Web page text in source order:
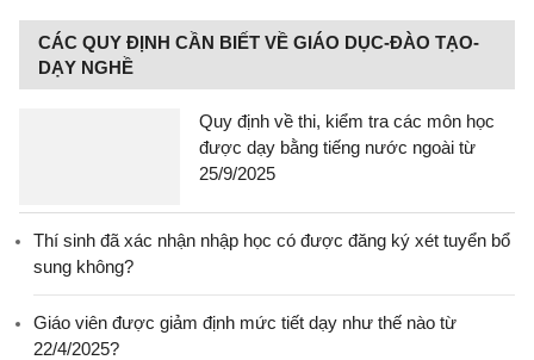
CÁC QUY ĐỊNH CẦN BIẾT VỀ GIÁO DỤC-ĐÀO TẠO-
DẠY NGHỀ
Quy định về thi, kiểm tra các môn học
được dạy bằng tiếng nước ngoài từ
25/9/2025
Thí sinh đã xác nhận nhập học có được đăng ký xét tuyển bổ
sung không?
Giáo viên được giảm định mức tiết dạy như thế nào từ
22/4/2025?